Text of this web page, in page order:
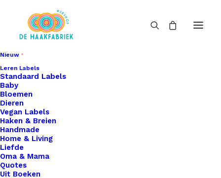
Nieuw
Leren Labels
Standaard Labels
Baby
Bloemen
Dieren
Vegan Labels
Haken & Breien
Handmade
Home & Living
Liefde
Oma & Mama
Quotes
Uit Boeken